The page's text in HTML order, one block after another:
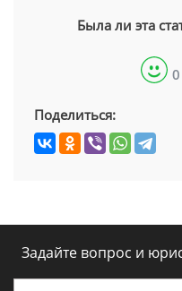
Была ли эта
0
Поделиться:
Задайте вопрос и